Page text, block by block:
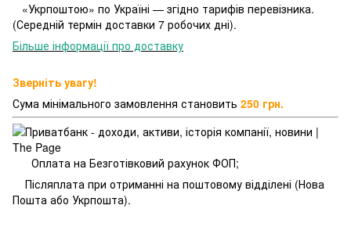
«Укрпоштою» по Україні — згідно тарифів перевізника.
(Середній термін доставки 7 робочих дні).
Більше інформації про доставку
Зверніть увагу!
Сума мінімального замовлення становить 250 грн.
Оплата на Безготівковий рахунок ФОП;
Післяплата при отриманні на поштовому відділені (Нова
Пошта або Укрпошта).